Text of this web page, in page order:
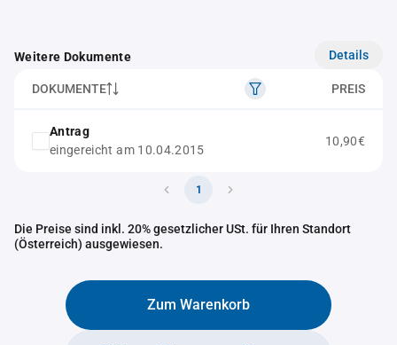
Weitere Dokumente Details
DOKUMENTE PREIS
Antrag
eingereicht am 10.04.2015
10,90€
1
Die Preise sind inkl. 20% gesetzlicher USt. für Ihren Standort
(Österreich) ausgewiesen.
Zum Warenkorb